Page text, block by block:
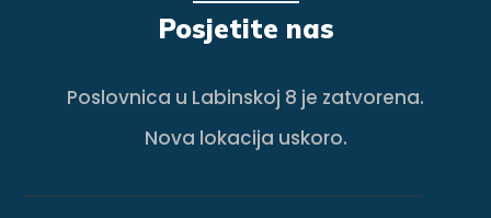
Posjetite nas
Poslovnica u Labinskoj 8 je zatvorena.
Nova lokacija uskoro.